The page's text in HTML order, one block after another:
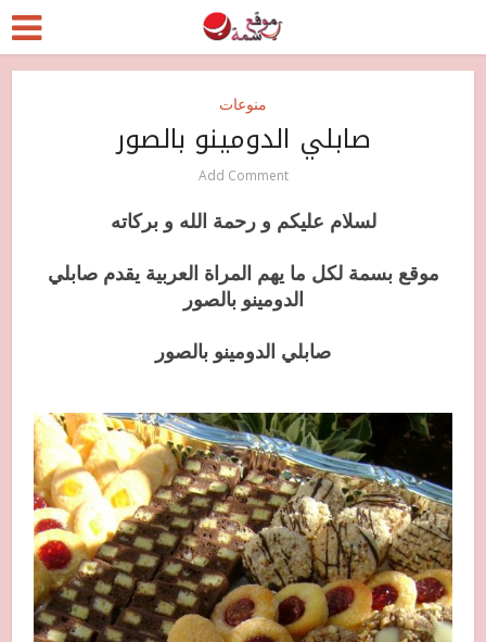
منوعات
صابلي الدومينو بالصور
Add Comment
لسلام عليكم و رحمة الله و بركاته
موقع بسمة لكل ما يهم المراة العربية يقدم صابلي
الدومينو بالصور
صابلي الدومينو بالصور